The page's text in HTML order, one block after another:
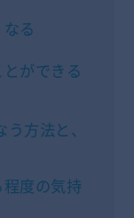
る
ができる
方法と、
度の気持